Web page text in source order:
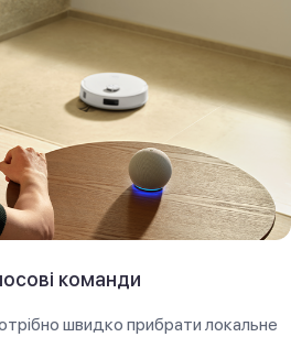
команди
швидко прибрати локальне